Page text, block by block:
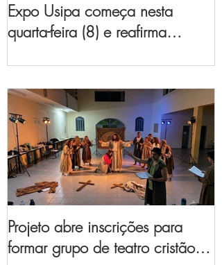
Expo Usipa começa nesta
quarta-feira (8) e reafirma
prestação de serviços de Minas
Gerais
Projeto abre inscrições para
formar grupo de teatro cristão